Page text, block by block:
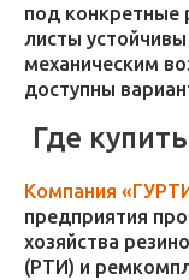
под конкретные
листы
механическим
доступны
Где
Компания
предприятия
хозяйства
(РТИ) и